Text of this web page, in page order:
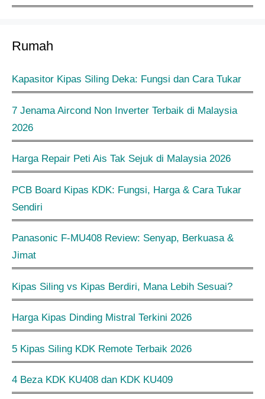
Rumah
Kapasitor Kipas Siling Deka: Fungsi dan Cara Tukar
7 Jenama Aircond Non Inverter Terbaik di Malaysia
2026
Harga Repair Peti Ais Tak Sejuk di Malaysia 2026
PCB Board Kipas KDK: Fungsi, Harga & Cara Tukar
Sendiri
Panasonic F-MU408 Review: Senyap, Berkuasa &
Jimat
Kipas Siling vs Kipas Berdiri, Mana Lebih Sesuai?
Harga Kipas Dinding Mistral Terkini 2026
5 Kipas Siling KDK Remote Terbaik 2026
4 Beza KDK KU408 dan KDK KU409